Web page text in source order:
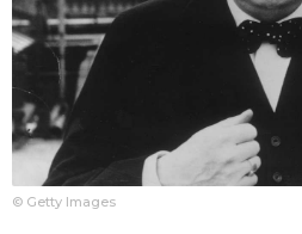
© Getty Images